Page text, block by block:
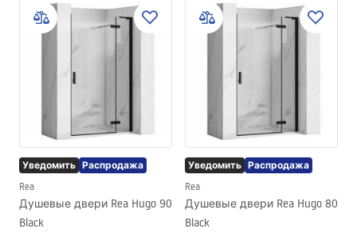
Уведомить Распродажа
Rea
Душевые двери Rea Hugo 90
Black
Уведомить Распродажа
Rea
Душевые двери Rea Hugo 80
Black